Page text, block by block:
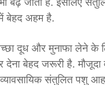
बेहद अहम है.
दूध और मुनाफा लेने के
बेहद जरूरी है.
संतुलित पशु